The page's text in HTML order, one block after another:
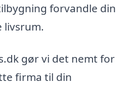
forvandle din
livsrum.
gør vi det nemt for
firma til din